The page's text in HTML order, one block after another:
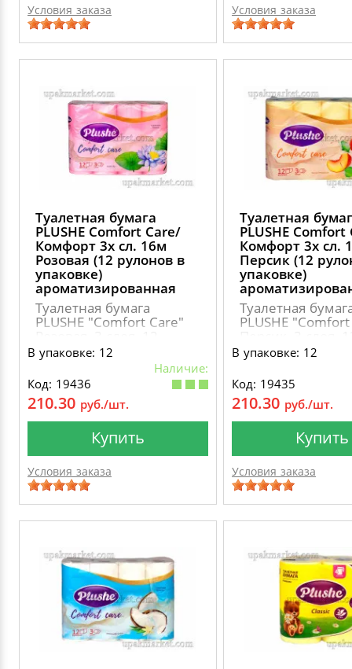
Условия заказа Условия заказа
Туалетная бумага
PLUSHE Comfort Сare/
Комфорт 3х сл. 16м
Розовая (12 рулонов в
упаковке)
ароматизированная
Туалетная бумага
PLUSHE "Comfort Сare"
рулонов,
ароматиризованная
В упаковке: 12
Наличие:
Код: 19436
210.30 руб./шт.
Купить
Условия заказа
Туалетная
PLUSHE
Комфорт 3х сл.
Персик (12
упаковке)
Туалетная
PLUSHE
рулонов,
В упаковке: 12
Код: 19435
210.30 руб./шт.
Купить
Условия заказа